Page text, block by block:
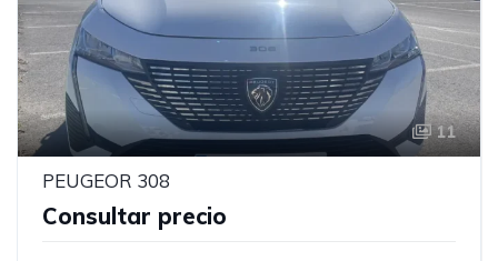
11
PEUGEOR 308
Consultar precio